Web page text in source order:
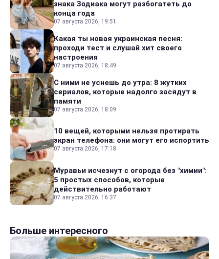
знака Зодиака могут разбогатеть до
конца года
07 августа 2026, 19:51
Какая ты новая украинская песня:
проходи тест и слушай хит своего
настроения
07 августа 2026, 18:49
С ними не уснешь до утра: 8 жутких
сериалов, которые надолго засядут в
памяти
07 августа 2026, 18:09
10 вещей, которыми нельзя протирать
экран телефона: они могут его испортить
07 августа 2026, 17:18
Муравьи исчезнут с огорода без "химии":
5 простых способов, которые
действительно работают
07 августа 2026, 16:37
Больше интересного